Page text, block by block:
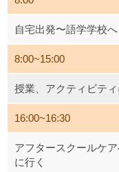
自宅出発〜語学学校へ
8:00~15:00
授業、アクティビテ
16:00~16:30
アフタースクールケ
に行く